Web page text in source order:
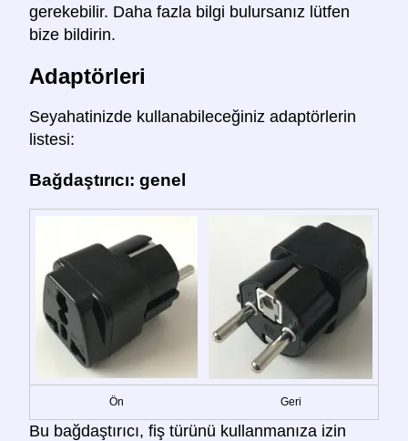
gerekebilir. Daha fazla bilgi bulursanız lütfen
bize bildirin.
Adaptörleri
Seyahatinizde kullanabileceğiniz adaptörlerin
listesi:
Bağdaştırıcı: genel
Ön Geri
Bu bağdaştırıcı, fiş türünü kullanmanıza izin